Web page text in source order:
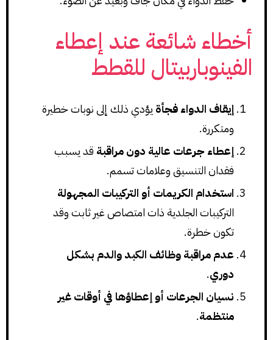
أخطاء شائعة عند إعطاء
الفينوباربيتال للقطط
إيقاف الدواء فجأة يؤدي ذلك إلى نوبات خطيرة
ومتكررة.
إعطاء جرعات عالية دون مراقبة قد يسبب
فقدان التنسيق وعلامات تسمم.
استخدام الكريمات أو التركيبات المجهولة
التركيبات الجلدية ذات امتصاص غير ثابت وقد
تكون خطرة.
عدم مراقبة وظائف الكبد والدم بشكل
دوري.
نسيان الجرعات أو إعطاؤها في أوقات غير
منتظمة.